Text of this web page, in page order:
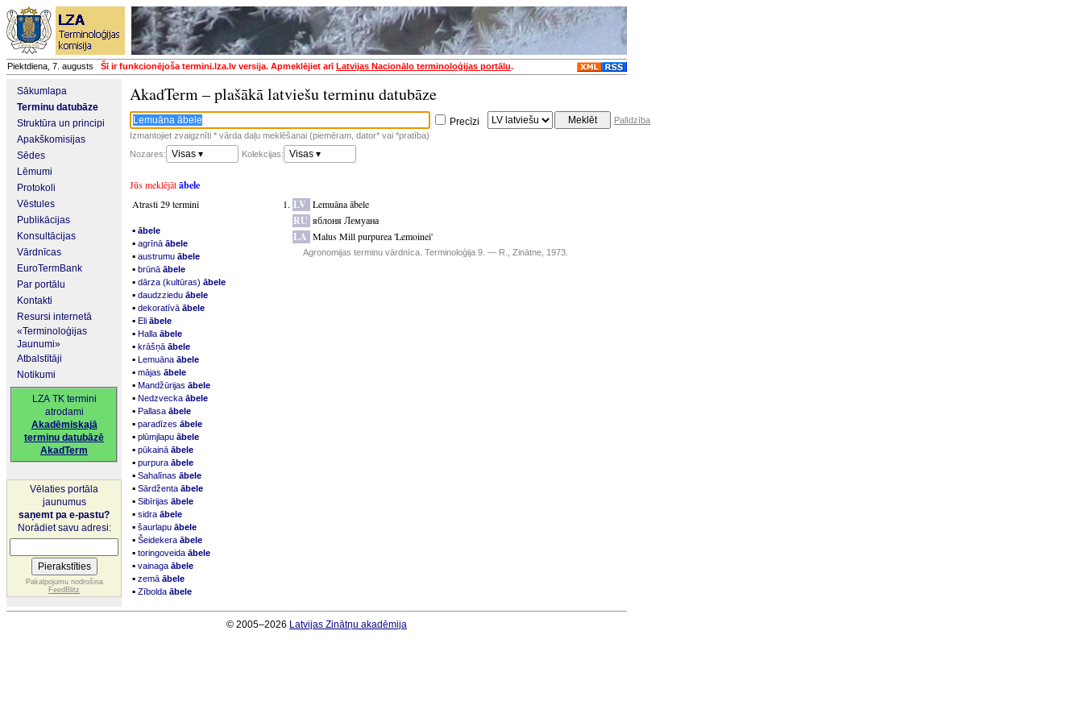
Piektdiena, 7. augusts Šī ir funkcionējoša termini.lza.lv versija. Apmeklējiet arīLatvijas Nacionālo terminoloģijas portālu.
Sākumlapa
Terminu datubāze
Struktūra un principi
Apakškomisijas
Sēdes
Lēmumi
Protokoli
Vēstules
Publikācijas
Konsultācijas
Vārdnīcas
EuroTermBank
Par portālu
Kontakti
Resursi internetā
«Terminoloģijas
Jaunumi»
Atbalstītāji
Notikumi
LZA TK termini
atrodami
Akadēmiskajā
terminu datubāzē
AkadTerm
Vēlaties portāla
jaunumus
saņemt pa e-pastu?
Norādiet savu adresi:
Pakalpojumu nodrošina
FeedBlitz
AkadTerm – plašākā latviešu terminu datubāze
Precīzi
Palīdzība
Izmantojiet zvaigznīti * vārda daļu meklēšanai (piemēram, dator* vai *pratība)
Nozares:
Visas ▾ Kolekcijas: Visas ▾
Jūs meklējātābele
Atrasti 29 termini
▪ ābele
▪ agrīnā ābele
▪ austrumu ābele
▪ brūnā ābele
▪ dārza (kultūras) ābele
▪ daudzziedu ābele
▪ dekoratīvā ābele
▪ Eli ābele
▪ Halla ābele
▪ krāšņā ābele
▪ Lemuāna ābele
▪ mājas ābele
▪ Mandžūrijas ābele
▪ Nedzvecka ābele
▪ Pallasa ābele
▪ paradīzes ābele
▪ plūmjlapu ābele
▪ pūkainā ābele
▪ purpura ābele
▪ Sahalīnas ābele
▪ Sārdženta ābele
▪ Sibīrijas ābele
▪ sidra ābele
▪ šaurlapu ābele
▪ Šeidekera ābele
▪ toringoveida ābele
▪ vainaga ābele
▪ zemā ābele
▪ Zībolda ābele
LV Lemuāna ābele
RU яблоня Лемуана
LA Malus Mill purpurea 'Lemoinei'
Agronomijas terminu vārdnīca. Terminoloģija 9. — R., Zinātne, 1973.
© 2005–2026 Latvijas Zinātņu akadēmija